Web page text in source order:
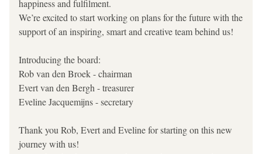
happiness and fulfilment.
We’re excited to start working on plans for the future with the
support of an inspiring, smart and creative team behind us!
Introducing the board:
Rob van den Broek - chairman
Evert van den Bergh - treasurer
Eveline Jacquemijns - secretary
Thank you Rob, Evert and Eveline for starting on this new
journey with us!